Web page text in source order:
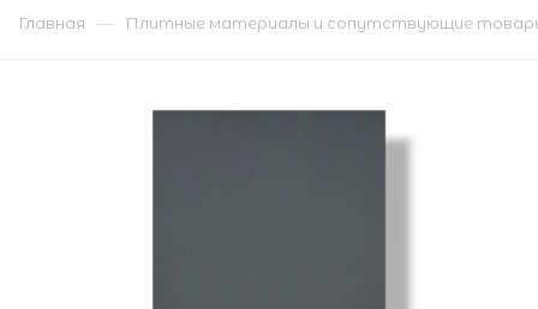
Главная — Плитные материалы и сопутствующие